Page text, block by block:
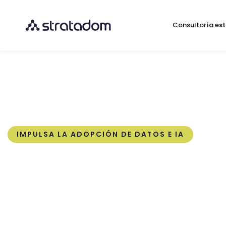
Consultoría
IMPULSA LA ADOPCIÓN DE DATOS E IA